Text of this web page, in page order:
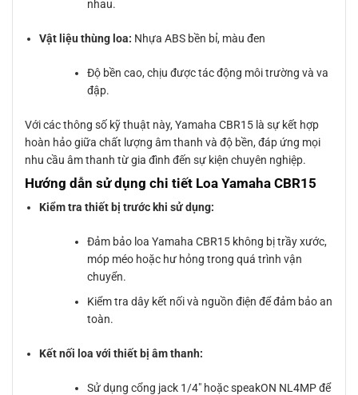
nhau.
Vật liệu thùng loa: Nhựa ABS bền bỉ, màu đen
Độ bền cao, chịu được tác động môi trường và va
đập.
Với các thông số kỹ thuật này, Yamaha CBR15 là sự kết hợp
hoàn hảo giữa chất lượng âm thanh và độ bền, đáp ứng mọi
nhu cầu âm thanh từ gia đình đến sự kiện chuyên nghiệp.
Hướng dẫn sử dụng chi tiết Loa Yamaha CBR15
Kiểm tra thiết bị trước khi sử dụng:
Đảm bảo loa Yamaha CBR15 không bị trầy xước,
móp méo hoặc hư hỏng trong quá trình vận
chuyển.
Kiểm tra dây kết nối và nguồn điện để đảm bảo an
toàn.
Kết nối loa với thiết bị âm thanh:
Sử dụng cổng jack 1/4″ hoặc speakON NL4MP để